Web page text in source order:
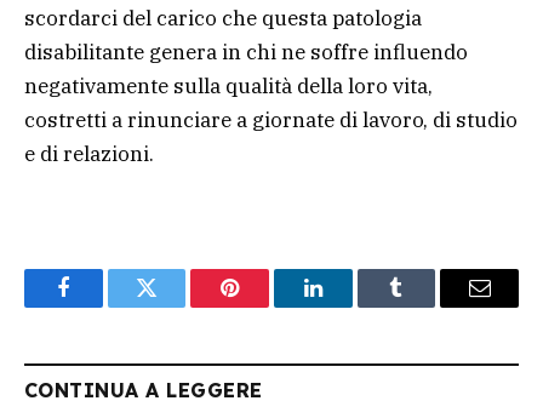
scordarci del carico che questa patologia
disabilitante genera in chi ne soffre influendo
negativamente sulla qualità della loro vita,
costretti a rinunciare a giornate di lavoro, di studio
e di relazioni.
FacebookTwitter Pinterest LinkedInTumblr Email
CONTINUA A LEGGERE